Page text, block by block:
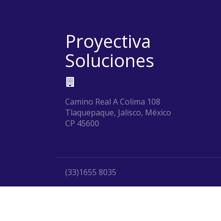
Proyectiva
Soluciones
Camino Real A Colima 108
Tlaquepaque, Jalisco, México
CP 45600
(33)1655 8035